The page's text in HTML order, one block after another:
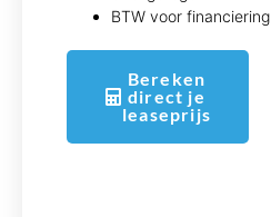
BTW voor financiering
Bereken
direct je
leaseprijs